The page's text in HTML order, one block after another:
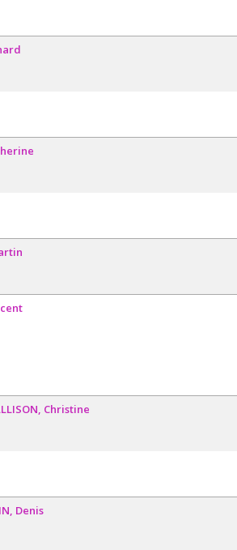
Christine
Denis